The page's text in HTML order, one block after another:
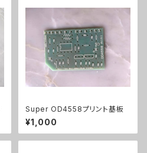
Super OD4558プリント基板
¥1,000